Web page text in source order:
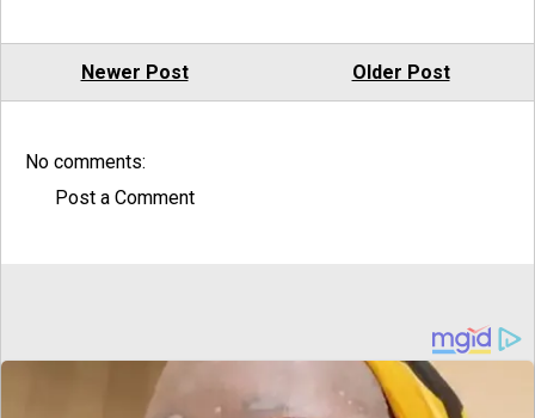
Newer Post Older Post
No comments:
Post a Comment